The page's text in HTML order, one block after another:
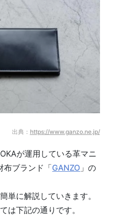
出典： https://www.ganzo.ne.jp/
が運用している革マニ
布ブランド「GANZO 」の
単に解説していきます。
は下記の通りです。